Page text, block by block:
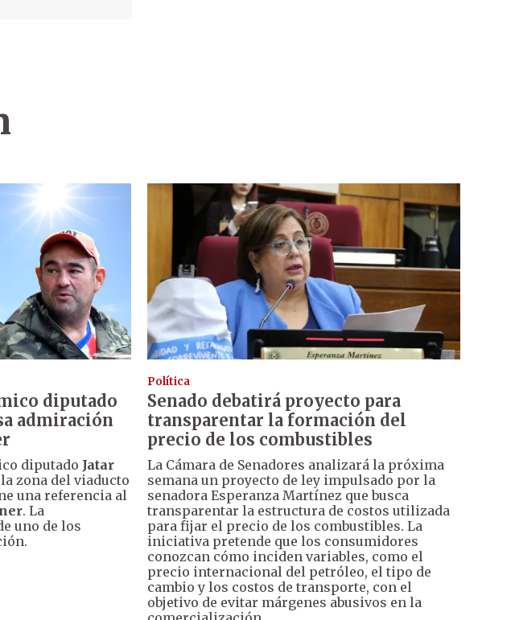
diputado
admiración
diputado Jatar
zona del viaducto
una referencia al
. La
uno de los
Política
Senado debatirá proyecto para
transparentar la formación del
precio de los combustibles
La Cámara de Senadores analizará la próxima
semana un proyecto de ley impulsado por la
senadora Esperanza Martínez que busca
transparentar la estructura de costos utilizada
para fijar el precio de los combustibles. La
iniciativa pretende que los consumidores
conozcan cómo inciden variables, como el
precio internacional del petróleo, el tipo de
cambio y los costos de transporte, con el
objetivo de evitar márgenes abusivos en la